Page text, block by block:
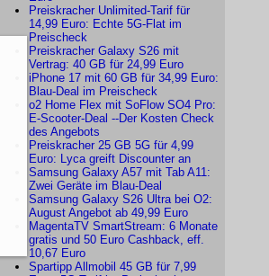
Preiskracher Unlimited-Tarif für
14,99 Euro: Echte 5G-Flat im
Preischeck
Preiskracher Galaxy S26 mit
Vertrag: 40 GB für 24,99 Euro
iPhone 17 mit 60 GB für 34,99 Euro:
Blau-Deal im Preischeck
o2 Home Flex mit SoFlow SO4 Pro:
E-Scooter-Deal --Der Kosten Check
des Angebots
Preiskracher 25 GB 5G für 4,99
Euro: Lyca greift Discounter an
Samsung Galaxy A57 mit Tab A11:
Zwei Geräte im Blau-Deal
Samsung Galaxy S26 Ultra bei O2:
August Angebot ab 49,99 Euro
MagentaTV SmartStream: 6 Monate
gratis und 50 Euro Cashback, eff.
10,67 Euro
Spartipp Allmobil 45 GB für 7,99